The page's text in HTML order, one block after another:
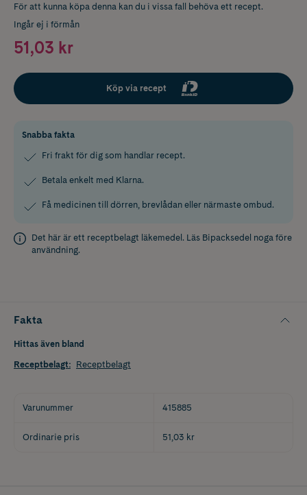
För att kunna köpa denna kan du i vissa fall behöva ett recept.
Ingår ej i förmån
51,03 kr
Köp via recept
Snabba fakta
Fri frakt för dig som handlar recept.
Betala enkelt med Klarna.
Få medicinen till dörren, brevlådan eller närmaste ombud.
Det här är ett receptbelagt läkemedel. Läs Bipacksedel noga före
användning.
Fakta
Hittas även bland
Receptbelagt: Receptbelagt
Varunummer 415885
Ordinarie pris 51,03 kr